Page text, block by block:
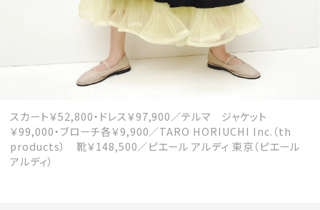
スカート￥52,800・ドレス￥97,900／テルマ ジャケット
￥99,000・ブローチ各￥9,900／TARO HORIUCHI Inc.（th
products） 靴￥148,500／ピエール アルディ 東京（ピエール
アルディ）